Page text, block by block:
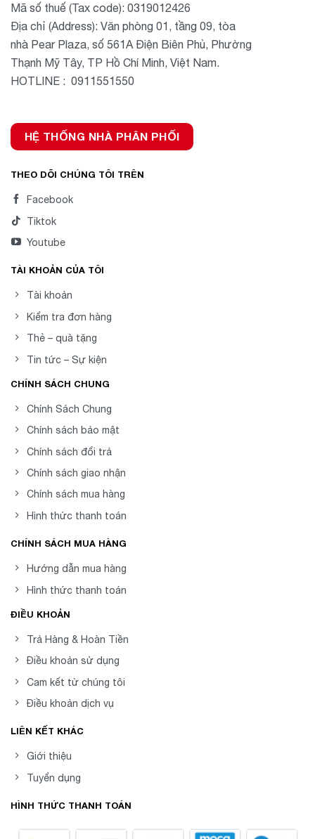
Mã số thuế (Tax code): 0319012426
Địa chỉ (Address): Văn phòng 01, tầng 09, tòa
nhà Pear Plaza, số 561A Điện Biên Phủ, Phường
Thạnh Mỹ Tây, TP Hồ Chí Minh, Việt Nam.
HOTLINE : 0911551550
HỆ THỐNG NHÀ PHÂN PHỐI
THEO DÕI CHÚNG TÔI TRÊN
Facebook
Tiktok
Youtube
TÀI KHOẢN CỦA TÔI
Tài khoản
Kiểm tra đơn hàng
Thẻ – quà tặng
Tin tức – Sự kiện
CHÍNH SÁCH CHUNG
Chính Sách Chung
Chính sách bảo mật
Chính sách đổi trả
Chính sách giao nhận
Chính sách mua hàng
Hình thức thanh toán
CHÍNH SÁCH MUA HÀNG
Hướng dẫn mua hàng
Hình thức thanh toán
ĐIỀU KHOẢN
Trả Hàng & Hoàn Tiền
Điều khoản sử dụng
Cam kết từ chúng tôi
Điều khoản dịch vụ
LIÊN KẾT KHÁC
Giới thiệu
Tuyển dụng
HÌNH THỨC THANH TOÁN